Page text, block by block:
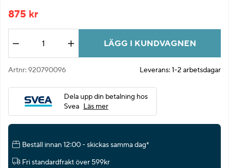
875 kr
LÄGG I KUNDVAGNEN
Artnr:920790096 Leverans:1-2 arbetsdagar
Dela upp din betalning hos
Svea Läs mer
Beställ innan 12:00 - skickas samma dag*
Fri standardfrakt över 599kr